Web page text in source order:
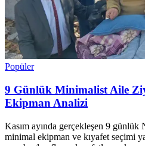
Popüler
9 Günlük Minimalist Aile
Ekipman Analizi
Kasım ayında gerçekleşen 9
minimal ekipman ve kıyafet seçimi